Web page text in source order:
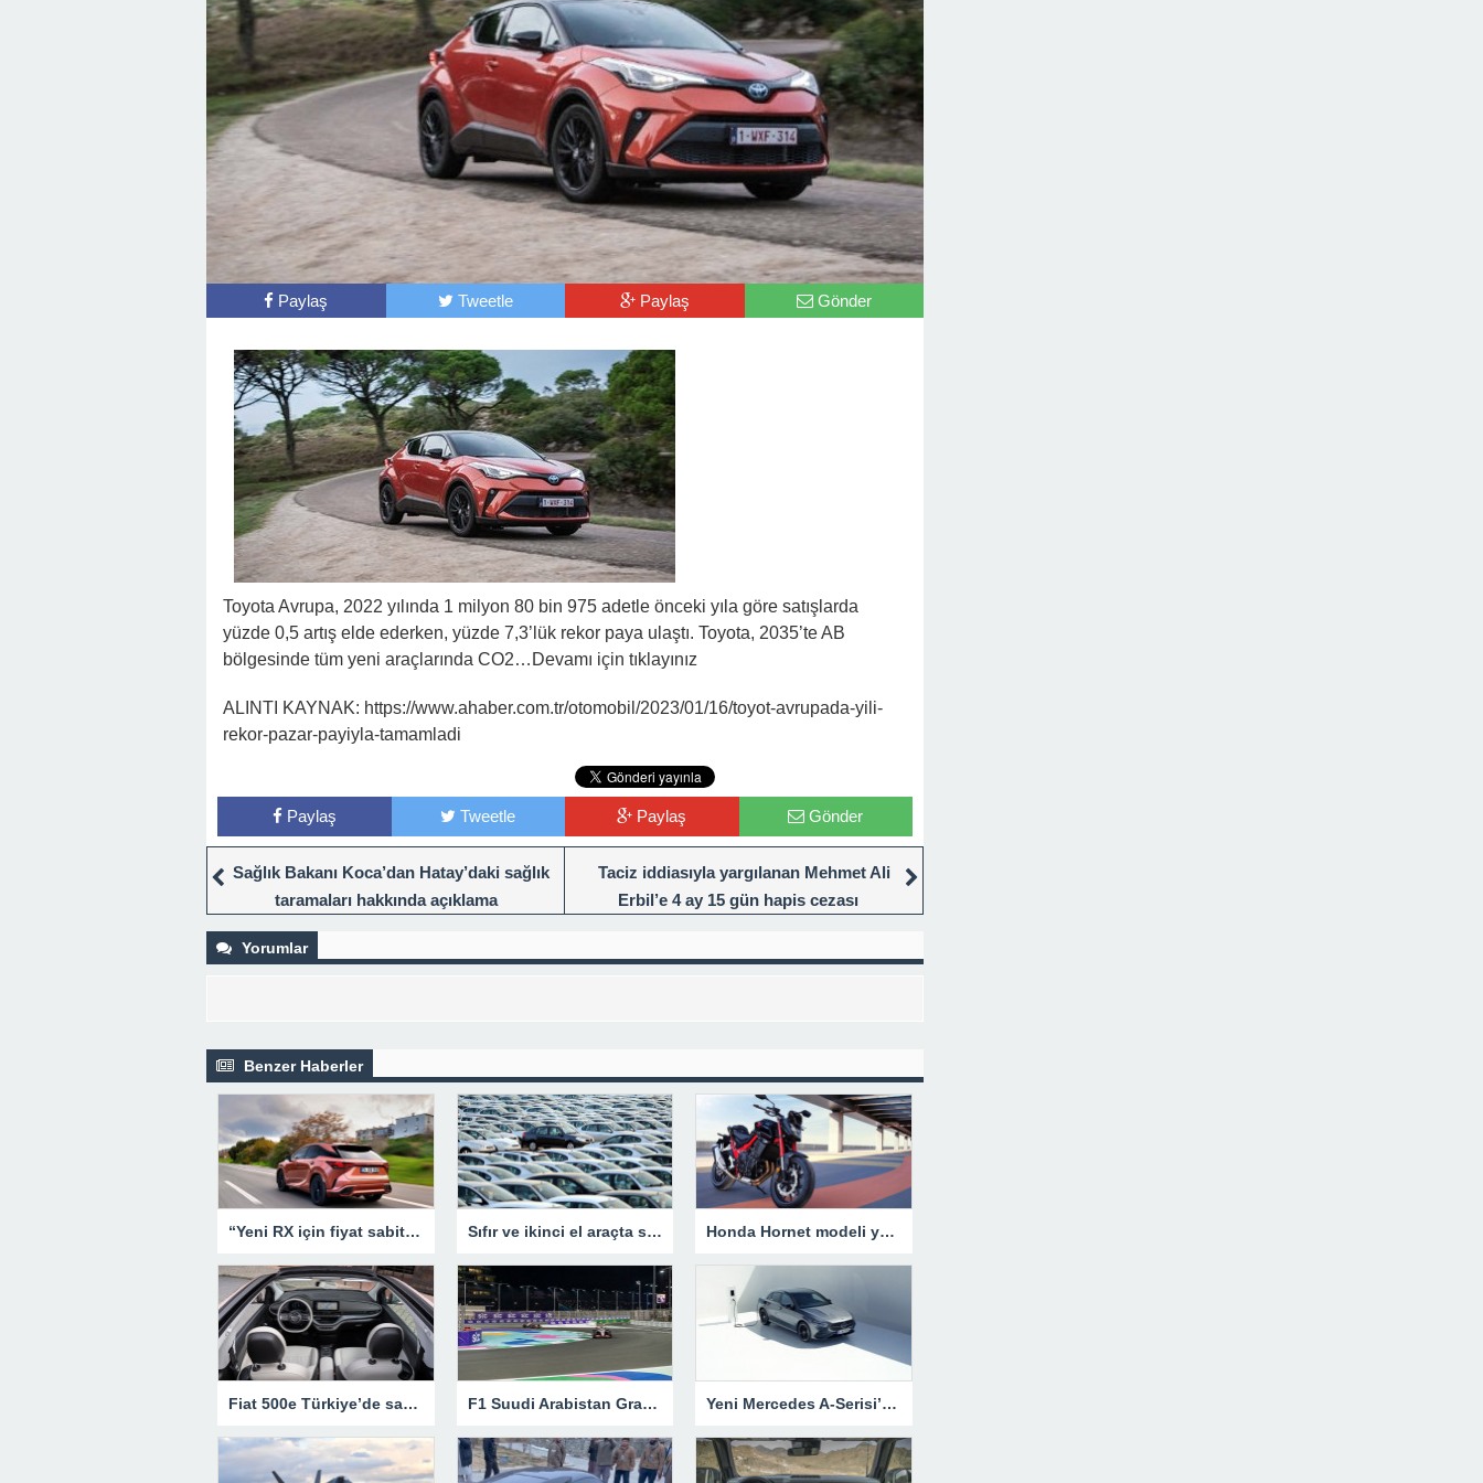
Paylaş Tweetle Paylaş Gönder
Toyota Avrupa, 2022 yılında 1 milyon 80 bin 975 adetle önceki yıla göre satışlarda
yüzde 0,5 artış elde ederken, yüzde 7,3’lük rekor paya ulaştı. Toyota, 2035’te AB
bölgesinde tüm yeni araçlarında CO2…Devamı için tıklayınız
ALINTI KAYNAK: https://www.ahaber.com.tr/otomobil/2023/01/16/toyot-avrupada-yili-
rekor-pazar-payiyla-tamamladi
Paylaş Tweetle Paylaş Gönder
Sağlık Bakanı Koca’dan Hatay’daki sağlık
taramaları hakkında açıklama
Taciz iddiasıyla yargılanan Mehmet Ali
Erbil’e 4 ay 15 gün hapis cezası
Yorumlar
Benzer Haberler
“Yeni RX için fiyat sabitleme garantisi” Sıfır ve ikinci el araçta stok iddialarına müfettiş görevlendirildi Honda Hornet modeli yeniden Türkiye’de
Fiat 500e Türkiye’de satışa sunuldu F1 Suudi Arabistan Grand Prix’sine doğru: Pilotlardan test sürüşleri – Son Dakika Spor Haberleri Yeni Mercedes A-Serisi’ni Türkiye’de satışa sunuldu